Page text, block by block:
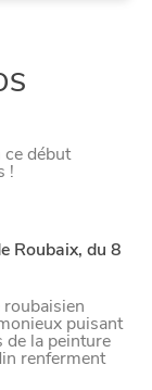
début
!
Roubaix, du 8
roubaisien
puisant
de la peinture
renferment